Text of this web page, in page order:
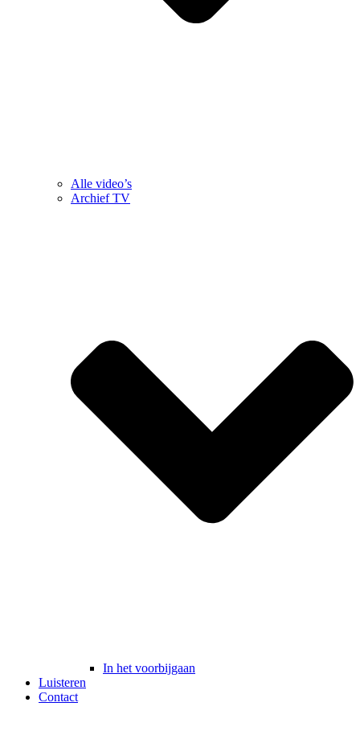
Alle video’s
Archief TV
In het voorbijgaan
Luisteren
Contact